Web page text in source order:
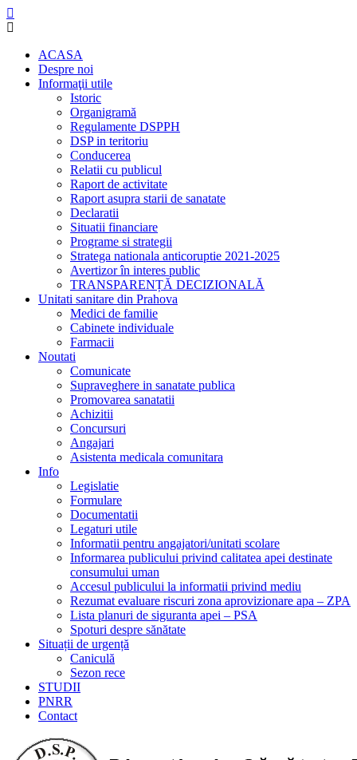
ACASA
Despre noi
Informaţii utile
Istoric
Organigramă
Regulamente DSPPH
DSP in teritoriu
Conducerea
Relatii cu publicul
Raport de activitate
Raport asupra starii de sanatate
Declaratii
Situatii financiare
Programe si strategii
Stratega nationala anticoruptie 2021-2025
Avertizor în interes public
TRANSPARENȚĂ DECIZIONALĂ
Unitati sanitare din Prahova
Medici de familie
Cabinete individuale
Farmacii
Noutati
Comunicate
Supraveghere in sanatate publica
Promovarea sanatatii
Achizitii
Concursuri
Angajari
Asistenta medicala comunitara
Info
Legislatie
Formulare
Documentatii
Legaturi utile
Informatii pentru angajatori/unitati scolare
Informarea publicului privind calitatea apei destinate
consumului uman
Accesul publicului la informatii privind mediu
Rezumat evaluare riscuri zona aprovizionare apa – ZPA
Lista planuri de siguranta apei – PSA
Spoturi despre sănătate
Situații de urgență
Caniculă
Sezon rece
STUDII
PNRR
Contact